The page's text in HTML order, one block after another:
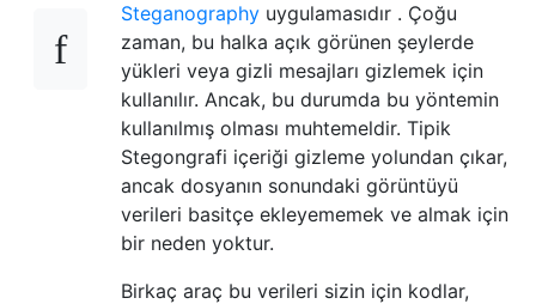
Steganography uygulamasıdır . Çoğu
zaman, bu halka açık görünen şeylerde
yükleri veya gizli mesajları gizlemek için
kullanılır. Ancak, bu durumda bu yöntemin
kullanılmış olması muhtemeldir. Tipik
Stegongrafi içeriği gizleme yolundan çıkar,
ancak dosyanın sonundaki görüntüyü
verileri basitçe ekleyememek ve almak için
bir neden yoktur.
Birkaç araç bu verileri sizin için kodlar,